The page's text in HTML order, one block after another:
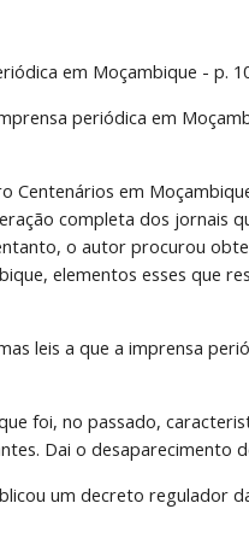
em Moçambique - p.
periódica em
em
completa dos jornais
o autor procurou
elementos esses que
leis a que a imprensa
foi, no passado,
Dai o desaparecimento
um decreto regulador